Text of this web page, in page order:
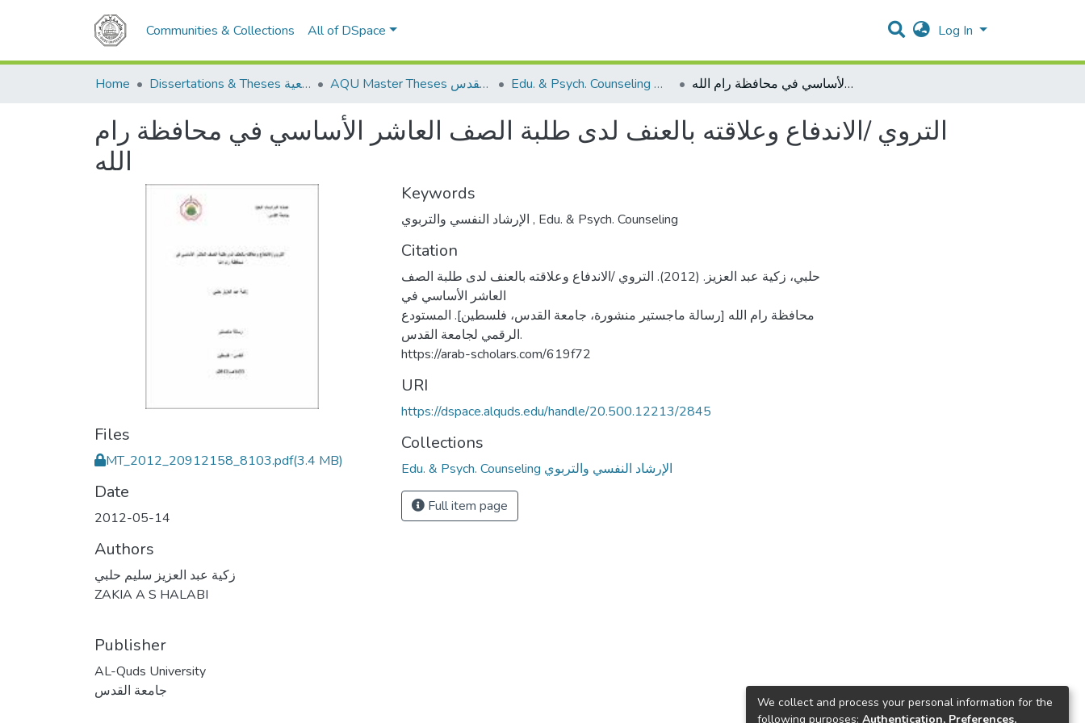
Communities & Collections All of DSpace Log In
Home Dissertations & Theses الرسائل الجامعية AQU Master Theses الرسائل الجامعية الخاصة بجامعة القدس Edu. & Psych. Counseling الإرشاد النفسي والتربوي التروي /الاندفاع وعلاقته بالعنف لدى طلبة الصف العاشر الأساسي في محافظة رام الله
التروي /الاندفاع وعلاقته بالعنف لدى طلبة الصف العاشر الأساسي في محافظة رام
الله
Files
MT_2012_20912158_8103.pdf(3.4 MB)
Date
2012-05-14
Authors
زكية عبد العزيز سليم حلبي
ZAKIA A S HALABI
Publisher
AL-Quds University
جامعة القدس
Keywords
, Edu. & Psych. Counseling
Citation
حلبي، زكية عبد العزيز. (2012). التروي /الاندفاع وعلاقته بالعنف لدى طلبة الصف
العاشر الأساسي في
محافظة رام الله [رسالة ماجستير منشورة، جامعة القدس، فلسطين]. المستودع
الرقمي لجامعة القدس.
https://arab-scholars.com/619f72
URI
https://dspace.alquds.edu/handle/20.500.12213/2845
Collections
Edu. & Psych. Counseling الإرشاد النفسي والتربوي
Full item page
We collect and process your personal information for the
following purposes: Authentication, Preferences,